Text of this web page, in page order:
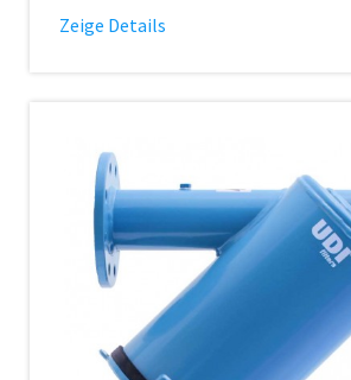
Zeige Details